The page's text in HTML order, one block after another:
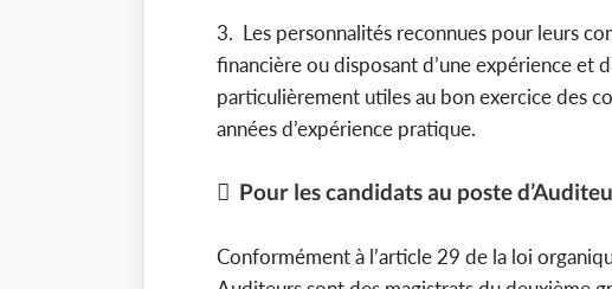
3. Les personnalités reconnues pour leurs
financière ou disposant d’une expérience et
particulièrement utiles au bon exercice des
années d’expérience pratique.
 Pour les candidats au poste
Conformément à l’article 29 de la loi